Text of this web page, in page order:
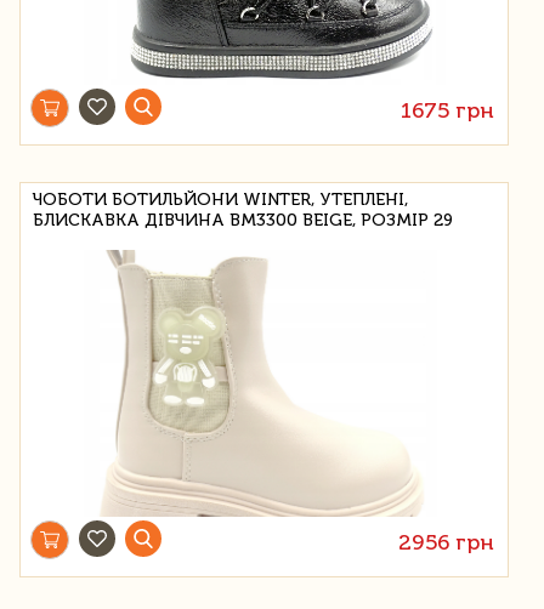
1675 грн
ЧОБОТИ БОТИЛЬЙОНИ WINTER, УТЕПЛЕНІ,
БЛИСКАВКА ДІВЧИНА BM3300 BEIGE, РОЗМІР 29
2956 грн